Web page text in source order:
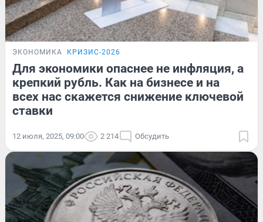
ЭКОНОМИКА КРИЗИС-2026
Для экономики опаснее не инфляция, а
крепкий рубль. Как на бизнесе и на
всех нас скажется снижение ключевой
ставки
12 июля, 2025, 09:00 2 214 Обсудить